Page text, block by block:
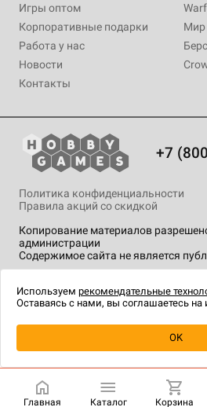
Игры оптом
Корпоративные подарки
Работа у нас
Новости
Контакты
Мир
+7
Копирование материалов
администрации
Содержимое сайта не является
Политика конфиденциальности
Правила акций со скидкой
технологии.
Главная Каталог Корзина
Используем рекомендательные
Оставаясь с нами, вы соглашаетесь
OK